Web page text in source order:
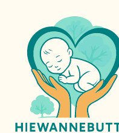
Navigation
springen
Inhalt
springen